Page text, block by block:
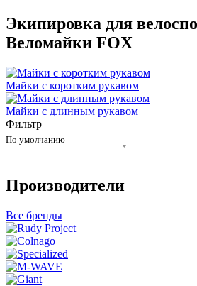
Экипировка для
Веломайки FOX
Майки с коротким рукавом
Майки с длинным рукавом
Фильтр
По умолчанию
Производители
Все бренды